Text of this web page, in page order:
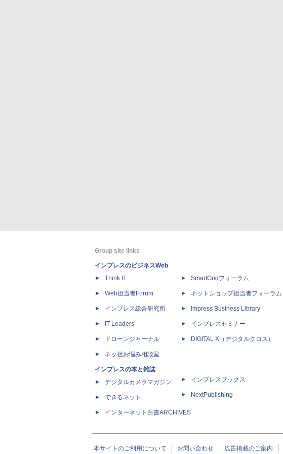
Group site links
インプレスのビジネスWeb
Think IT
Web担当者Forum
インプレス総合研究所
IT Leaders
ドローンジャーナル
ネッ担お悩み相談室
インプレスの本と雑誌
デジタルカメラマガジン
できるネット
インターネット白書ARCHIVES
SmartGridフォーラム
ネットショップ担当者フォーラム
Impress Business Library
インプレスセミナー
DIGITAL X（デジタルクロス）
インプレスブックス
NextPublishing
本サイトのご利用について お問い合わせ 広告掲載のご案内